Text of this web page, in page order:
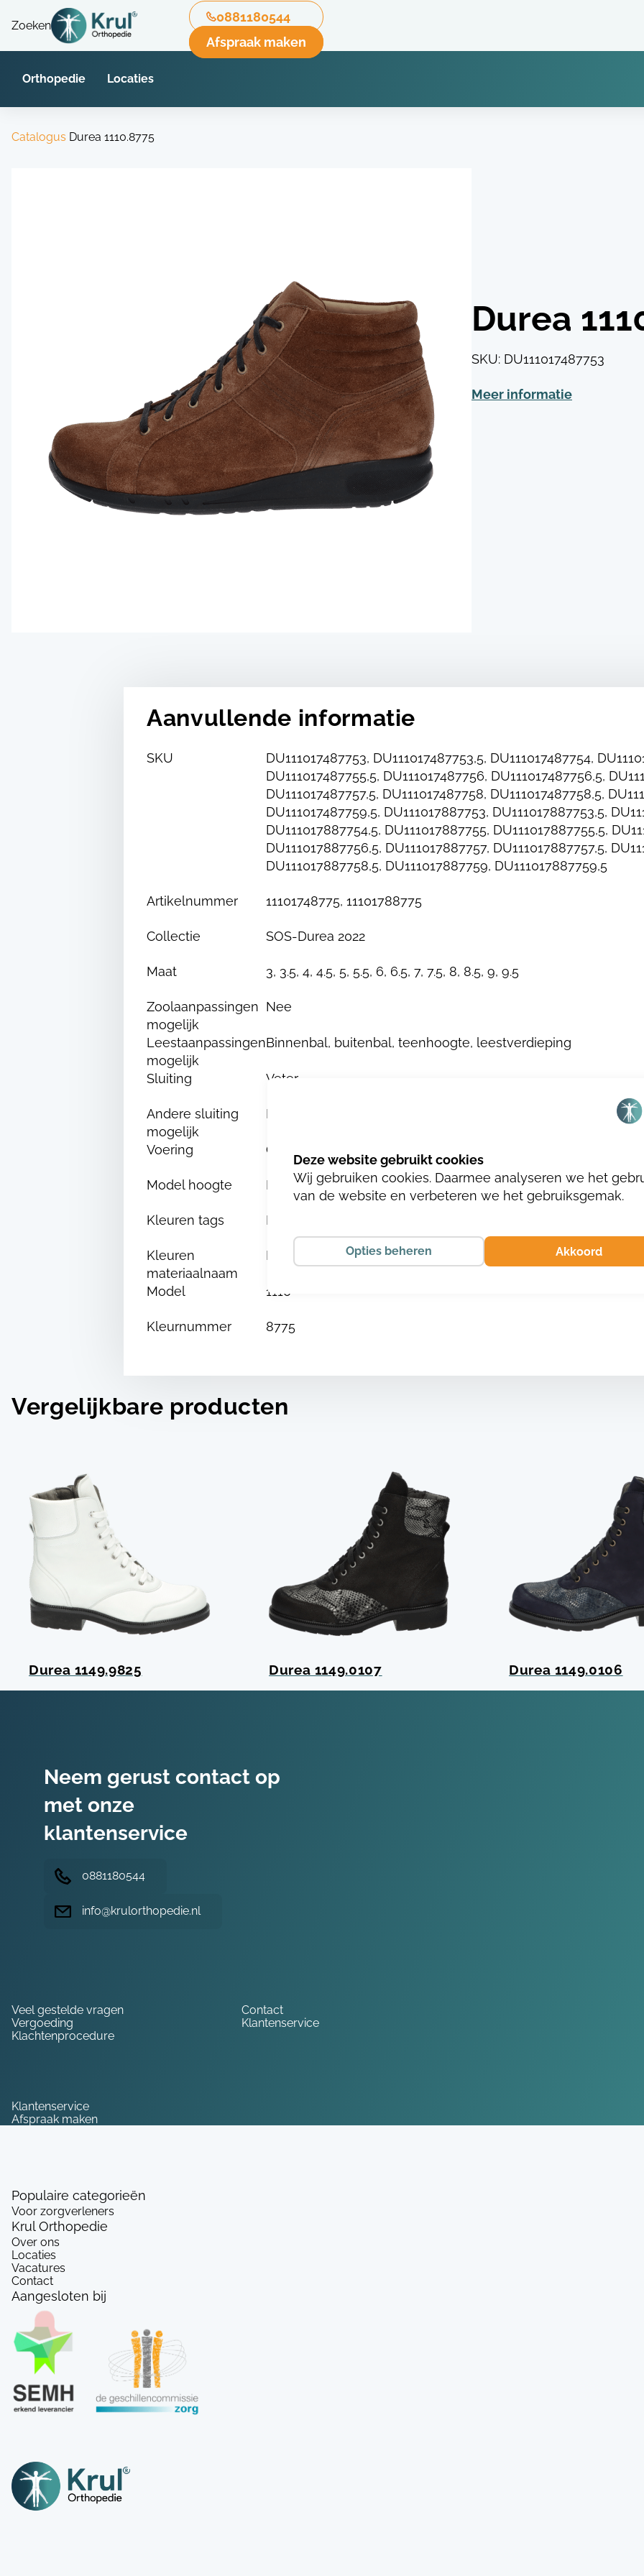
Zoeken
0881180544
Afspraak maken
Orthopedie Locaties
Catalogus Durea 1110.8775
Durea
SKU: DU111017487753
Meer informatie
Aanvullende informatie
SKU
DU111017487753, DU111017487753,5, DU111017487754,
DU111017487755,5, DU111017487756, DU111017487756,5,
DU111017487757,5, DU111017487758, DU111017487758,5,
DU111017487759,5, DU111017887753, DU111017887753,5,
DU111017887754,5, DU111017887755, DU111017887755,5,
DU111017887756,5, DU111017887757, DU111017887757,5,
DU111017887758,5, DU111017887759, DU111017887759,5
Artikelnummer 11101748775, 11101788775
Collectie SOS-Durea 2022
Maat 3, 3.5, 4, 4.5, 5, 5.5, 6, 6.5, 7, 7.5, 8, 8.5, 9, 9.5
Zoolaanpassingen
mogelijk
Nee
Leestaanpassingen
mogelijk
Binnenbal, buitenbal, teenhoogte, leestverdieping
Sluiting Veter
Andere sluiting
mogelijk
Nee
Voering Chroom en metaalvrij
Model hoogte Hoog
Kleuren tags Bruin
Kleuren
materiaalnaam
BRUCIATTO K. SUEDE
Model 1110
Kleurnummer 8775
Vergelijkbare producten
Durea 1149.9825 Durea 1149.0107 Durea 1149.0106
Neem gerust contact op
met onze
klantenservice
0881180544
info@krulorthopedie.nl
Veel gestelde vragen
Contact
Vergoeding
Klantenservice
Klachtenprocedure
Klantenservice
Afspraak maken
Populaire categorieën
Voor zorgverleners
Krul Orthopedie
Over ons
Locaties
Vacatures
Contact
Aangesloten bij
Wij gebruiken cookies. Daarmee analyseren we het
van de website en verbeteren we het gebruiksgemak.
Opties beheren Akkoord